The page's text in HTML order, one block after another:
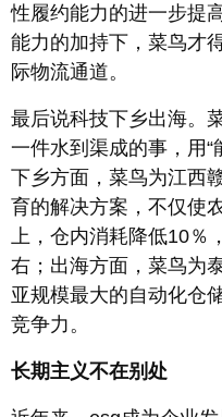
性履约能力的进一步提
能力的加持下，菜鸟才
际物流通道。
最后说科技下乡出海。
一件水到渠成的事，用“
下乡方面，菜鸟为江西
育的解决方案，不仅使
上，仓内消耗降低10
右；出海方面，菜鸟为
亚规模最大的自动化仓
竞争力。
长期主义不在别处